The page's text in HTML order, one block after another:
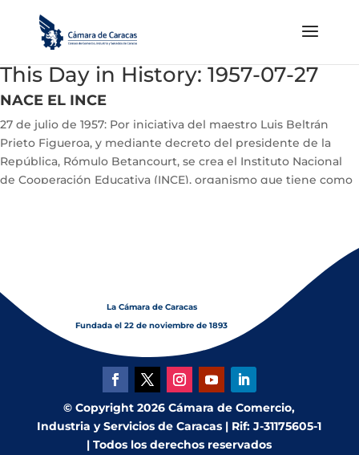
This Day in History: 1957-07-27
NACE EL INCE
27 de julio de 1957: Por iniciativa del maestro Luis Beltrán
Prieto Figueroa, y mediante decreto del presidente de la
República, Rómulo Betancourt, se crea el Instituto Nacional
de Cooperación Educativa (INCE), organismo que tiene como
La Cámara de Caracas
Fundada el 22 de noviembre de 1893
© Copyright 2026 Cámara de Comercio,
Industria y Servicios de Caracas | Rif: J-31175605-1
| Todos los derechos reservados